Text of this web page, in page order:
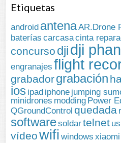
Etiquetas
android antenaAR.Drone
baterías carcasacinta
concurso djidji
engranajes flight
grabadorgrabación
ios ipad iphone jumping
minidrones modding Power
QGroundControl quedada
softwaresoldartelnet
vídeowifi windows